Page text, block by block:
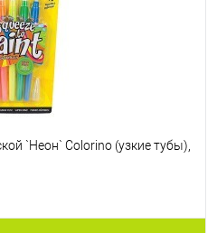
`Неон` Colorino (узкие тубы),